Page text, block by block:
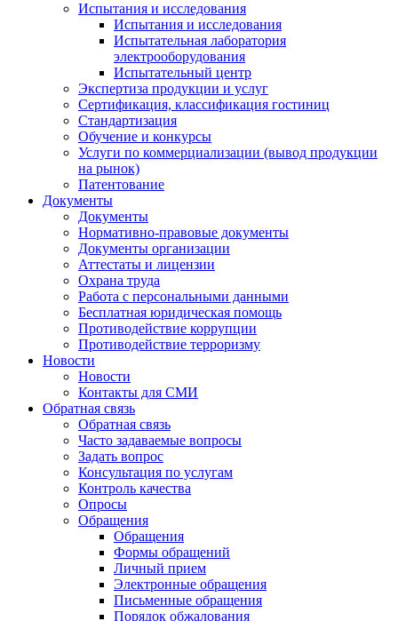
Испытания и исследования
Испытания и исследования
Испытательная лаборатория
электрооборудования
Испытательный центр
Экспертиза продукции и услуг
Сертификация, классификация гостиниц
Стандартизация
Обучение и конкурсы
Услуги по коммерциализации (вывод продукции
на рынок)
Патентование
Документы
Документы
Нормативно-правовые документы
Документы организации
Аттестаты и лицензии
Охрана труда
Работа с персональными данными
Бесплатная юридическая помощь
Противодействие коррупции
Противодействие терроризму
Новости
Новости
Контакты для СМИ
Обратная связь
Обратная связь
Часто задаваемые вопросы
Задать вопрос
Консультация по услугам
Контроль качества
Опросы
Обращения
Обращения
Формы обращений
Личный прием
Электронные обращения
Письменные обращения
Порядок обжалования